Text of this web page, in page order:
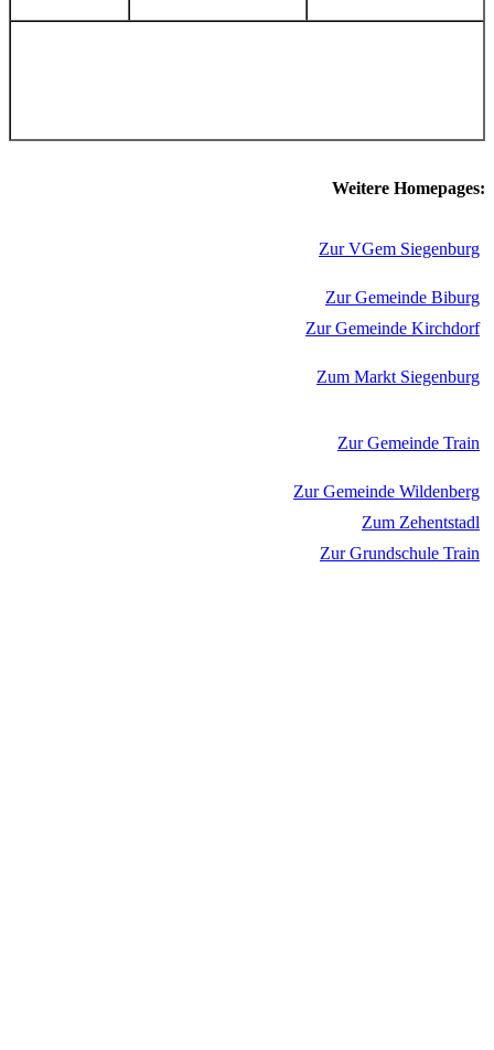
Weitere Homepages:
Zur VGem Siegenburg
Zur Gemeinde Biburg
Zur Gemeinde Kirchdorf
Zum Markt Siegenburg
Zur Gemeinde Train
Zur Gemeinde Wildenberg
Zum Zehentstadl
Zur Grundschule Train